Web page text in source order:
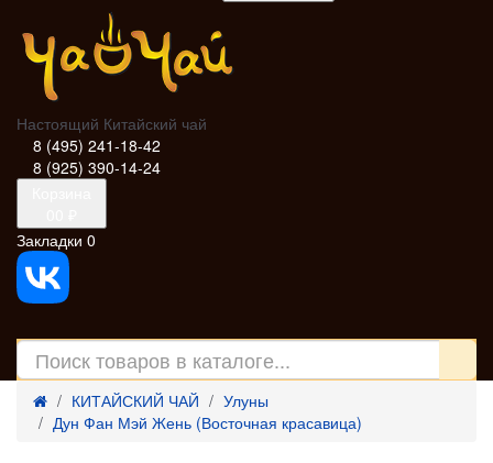
Настоящий Китайский чай
8 (495) 241-18-42
8 (925) 390-14-24
Закладки 0
КИТАЙСКИЙ ЧАЙ
Улуны
Дун Фан Мэй Жень (Восточная красавица)